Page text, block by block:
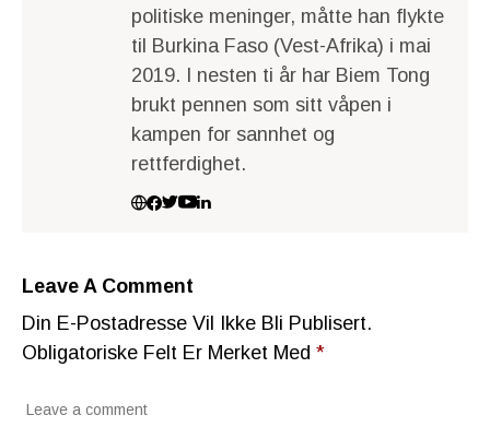
politiske meninger, måtte han flykte
til Burkina Faso (Vest-Afrika) i mai
2019. I nesten ti år har Biem Tong
brukt pennen som sitt våpen i
kampen for sannhet og
rettferdighet.
Leave A Comment
Din E-Postadresse Vil Ikke Bli Publisert.
Obligatoriske Felt Er Merket Med *